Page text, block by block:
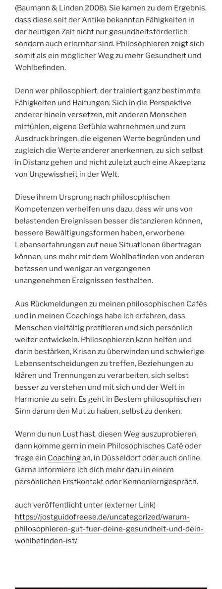
(Baumann & Linden 2008). Sie kamen zu dem Ergebnis,
dass diese seit der Antike bekannten Fähigkeiten in
der heutigen Zeit nicht nur gesundheitsförderlich
sondern auch erlernbar sind. Philosophieren zeigt sich
somit als ein möglicher Weg zu mehr Gesundheit und
Wohlbefinden.
Denn wer philosophiert, der trainiert ganz bestimmte
Fähigkeiten und Haltungen: Sich in die Perspektive
anderer hinein versetzen, mit anderen Menschen
mitfühlen, eigene Gefühle wahrnehmen und zum
Ausdruck bringen, die eigenen Werte begründen und
zugleich die Werte anderer anerkennen, zu sich selbst
in Distanz gehen und nicht zuletzt auch eine Akzeptanz
von Ungewissheit in der Welt.
Diese ihrem Ursprung nach philosophischen
Kompetenzen verhelfen uns dazu, dass wir uns von
belastenden Ereignissen besser distanzieren können,
bessere Bewältigungsformen haben, erworbene
Lebenserfahrungen auf neue Situationen übertragen
können, uns mehr mit dem Wohlbefinden von anderen
befassen und weniger an vergangenen
unangenehmen Ereignissen festhalten.
Aus Rückmeldungen zu meinen philosophischen Cafés
und in meinen Coachings habe ich erfahren, dass
Menschen vielfältig profitieren und sich persönlich
weiter entwickeln. Philosophieren kann helfen und
darin bestärken, Krisen zu überwinden und schwierige
Lebensentscheidungen zu treffen, Beziehungen zu
klären und Trennungen zu verarbeiten, sich selbst
besser zu verstehen und mit sich und der Welt in
Harmonie zu sein. Es geht in Bestem philosophischen
Sinn darum den Mut zu haben, selbst zu denken.
Wenn du nun Lust hast, diesen Weg auszuprobieren,
dann komme gern in mein Philosophisches Café oder
frage ein Coachingan, in Düsseldorf oder auch online.
Gerne informiere ich dich mehr dazu in einem
persönlichen Erstkontakt oder Kennenlerngespräch.
auch veröffentlicht unter (externer Link)
https://jostguidofreese.de/uncategorized/warum-
philosophieren-gut-fuer-deine-gesundheit-und-dein-
wohlbefinden-ist/